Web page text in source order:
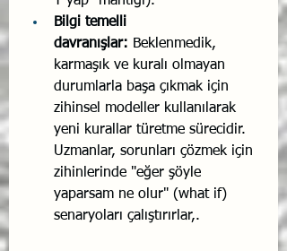
Bilgi temelli
davranışlar: Beklenmedik,
karmaşık ve kuralı olmayan
durumlarla başa çıkmak için
zihinsel modeller kullanılarak
yeni kurallar türetme sürecidir.
Uzmanlar, sorunları çözmek için
zihinlerinde "eğer şöyle
yaparsam ne olur" (what if)
senaryoları çalıştırırlar,.